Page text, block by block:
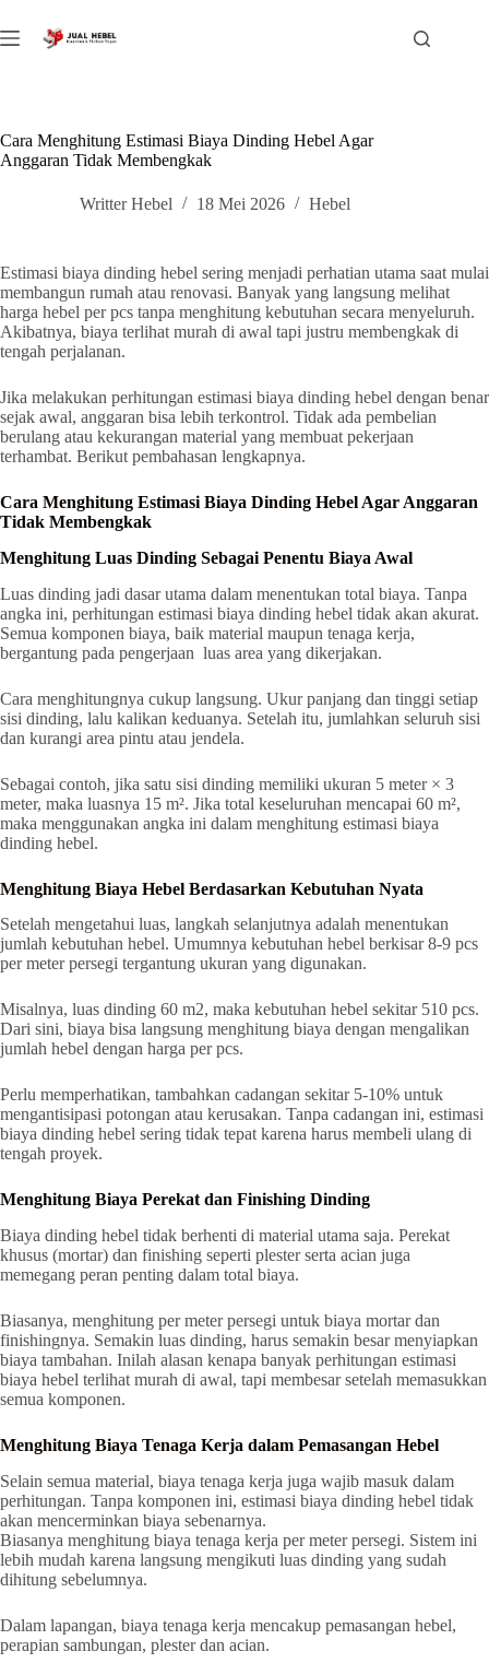
to
content
Cara Menghitung Estimasi Biaya Dinding Hebel Agar
Anggaran Tidak Membengkak
Writter Hebel 18 Mei 2026 Hebel
Estimasi biaya dinding hebel sering menjadi perhatian utama saat mulai
membangun rumah atau renovasi. Banyak yang langsung melihat
harga hebel per pcs tanpa menghitung kebutuhan secara menyeluruh.
Akibatnya, biaya terlihat murah di awal tapi justru membengkak di
tengah perjalanan.
Jika melakukan perhitungan estimasi biaya dinding hebel dengan benar
sejak awal, anggaran bisa lebih terkontrol. Tidak ada pembelian
berulang atau kekurangan material yang membuat pekerjaan
terhambat. Berikut pembahasan lengkapnya.
Cara Menghitung Estimasi Biaya Dinding Hebel Agar Anggaran
Tidak Membengkak
Menghitung Luas Dinding Sebagai Penentu Biaya Awal
Luas dinding jadi dasar utama dalam menentukan total biaya. Tanpa
angka ini, perhitungan estimasi biaya dinding hebel tidak akan akurat.
Semua komponen biaya, baik material maupun tenaga kerja,
bergantung pada pengerjaan luas area yang dikerjakan.
Cara menghitungnya cukup langsung. Ukur panjang dan tinggi setiap
sisi dinding, lalu kalikan keduanya. Setelah itu, jumlahkan seluruh sisi
dan kurangi area pintu atau jendela.
Sebagai contoh, jika satu sisi dinding memiliki ukuran 5 meter × 3
meter, maka luasnya 15 m². Jika total keseluruhan mencapai 60 m²,
maka menggunakan angka ini dalam menghitung estimasi biaya
dinding hebel.
Menghitung Biaya Hebel Berdasarkan Kebutuhan Nyata
Setelah mengetahui luas, langkah selanjutnya adalah menentukan
jumlah kebutuhan hebel. Umumnya kebutuhan hebel berkisar 8-9 pcs
per meter persegi tergantung ukuran yang digunakan.
Misalnya, luas dinding 60 m2, maka kebutuhan hebel sekitar 510 pcs.
Dari sini, biaya bisa langsung menghitung biaya dengan mengalikan
jumlah hebel dengan harga per pcs.
Perlu memperhatikan, tambahkan cadangan sekitar 5-10% untuk
mengantisipasi potongan atau kerusakan. Tanpa cadangan ini, estimasi
biaya dinding hebel sering tidak tepat karena harus membeli ulang di
tengah proyek.
Menghitung Biaya Perekat dan Finishing Dinding
Biaya dinding hebel tidak berhenti di material utama saja. Perekat
khusus (mortar) dan finishing seperti plester serta acian juga
memegang peran penting dalam total biaya.
Biasanya, menghitung per meter persegi untuk biaya mortar dan
finishingnya. Semakin luas dinding, harus semakin besar menyiapkan
biaya tambahan. Inilah alasan kenapa banyak perhitungan estimasi
biaya hebel terlihat murah di awal, tapi membesar setelah memasukkan
semua komponen.
Menghitung Biaya Tenaga Kerja dalam Pemasangan Hebel
Selain semua material, biaya tenaga kerja juga wajib masuk dalam
perhitungan. Tanpa komponen ini, estimasi biaya dinding hebel tidak
akan mencerminkan biaya sebenarnya.
Biasanya menghitung biaya tenaga kerja per meter persegi. Sistem ini
lebih mudah karena langsung mengikuti luas dinding yang sudah
dihitung sebelumnya.
Dalam lapangan, biaya tenaga kerja mencakup pemasangan hebel,
perapian sambungan, plester dan acian.